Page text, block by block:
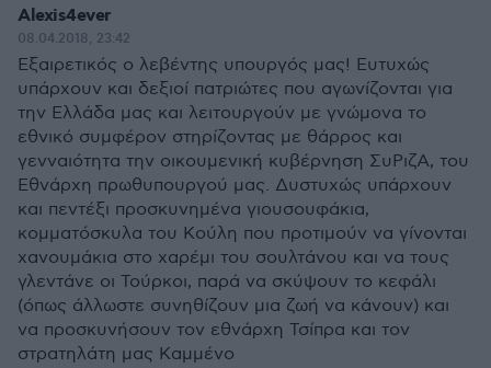
Alexis4ever
08.04.2018, 23:42
Εξαιρετικός ο λεβέντης υπουργός μας! Ευτυχώς
υπάρχουν και δεξιοί πατριώτες που αγωνίζονται για
την Ελλάδα μας και λειτουργούν με γνώμονα το
εθνικό συμφέρον στηρίζοντας με θάρρος και
γενναιότητα την οικουμενική κυβέρνηση ΣυΡιζΑ, του
Εθνάρχη πρωθυπουργού μας. Δυστυχώς υπάρχουν
και πεντέξι προσκυνημένα γιουσουφάκια,
κομματόσκυλα του Κούλη που προτιμούν να γίνονται
χανουμάκια στο χαρέμι του σουλτάνου και να τους
γλεντάνε οι Τούρκοι, παρά να σκύψουν το κεφάλι
(όπως άλλωστε συνηθίζουν μια ζωή να κάνουν) και
να προσκυνήσουν τον εθνάρχη Τσίπρα και τον
στρατηλάτη μας Καμμένο